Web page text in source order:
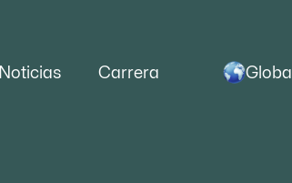
Noticias Carrera Global